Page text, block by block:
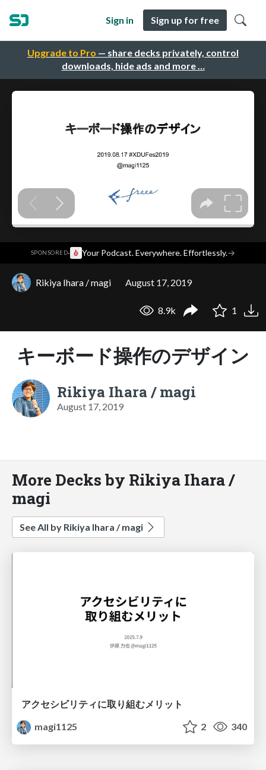
Upgrade to Pro — share decks privately, control
downloads, hide ads and more …
Sign in Sign up for free
SPONSORED· Your Podcast. Everywhere. Effortlessly.→
Rikiya Ihara / magi August 17, 2019
8.9k 1
キーボード操作のデザイン
Rikiya Ihara / magi
August 17, 2019
More Decks by Rikiya Ihara /
magi
See All by Rikiya Ihara / magi
アクセシビリティに取り組むメリット
magi1125
2 340